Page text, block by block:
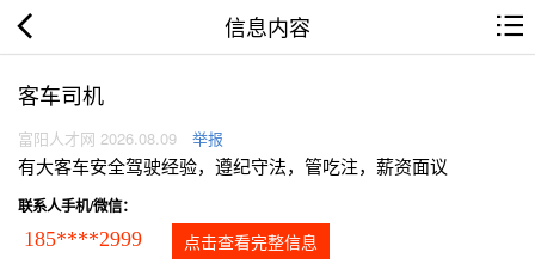
信息内容
客车司机
富阳人才网 2026.08.09 举报
有大客车安全驾驶经验，遵纪守法，管吃注，薪资面议
联系人手机/微信：
185****2999 点击查看完整信息